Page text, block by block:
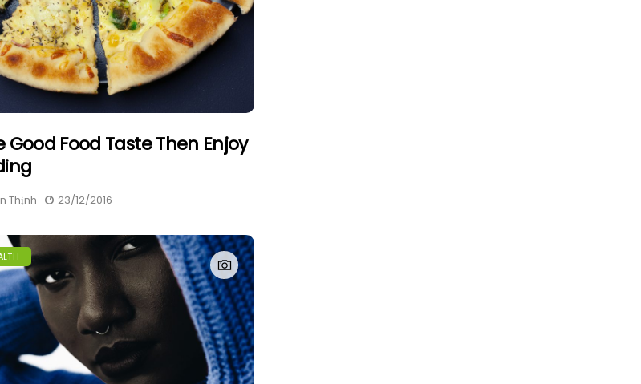
Good Food Taste Then Enjoy
Thịnh 23/12/2016